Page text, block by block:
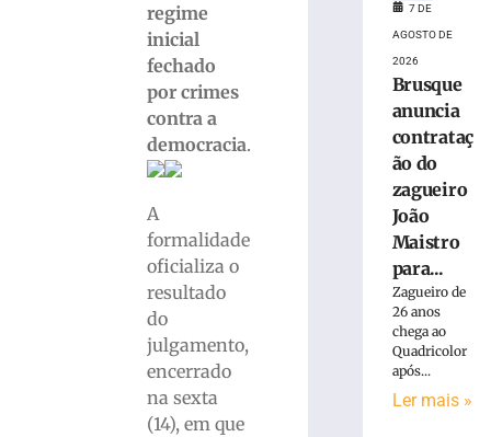
regime
inicial
fechado
por crimes
contra a
democracia.
A
formalidade
oficializa o
resultado
do
julgamento,
encerrado
na sexta
(14), em que
Deputada
Estadual
Vagner
Tebalde
Deputado
Federal
7 DE
AGOSTO DE
2026
Brusque
anuncia
contrataç
ão do
zagueiro
João
Maistro
para...
Zagueiro de
26 anos
chega ao
Quadricolor
após...
Ler mais »